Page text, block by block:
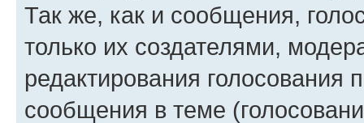
Так же, как и сообщения,
только их создателями,
редактирования голосования
сообщения в теме